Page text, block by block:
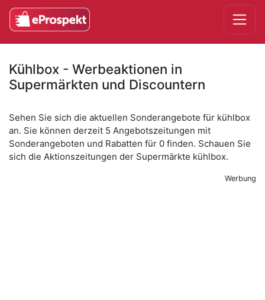
Kühlbox - Werbeaktionen in
Supermärkten und Discountern
Sehen Sie sich die aktuellen Sonderangebote für kühlbox
an. Sie können derzeit 5 Angebotszeitungen mit
Sonderangeboten und Rabatten für 0 finden. Schauen Sie
sich die Aktionszeitungen der Supermärkte kühlbox.
Werbung